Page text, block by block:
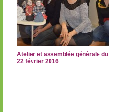
Atelier et assemblée générale du
22 février 2016